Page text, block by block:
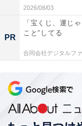
2026/08/03
PR
「宝くじ、運じ
こと”してる
合同会社デジタルフ